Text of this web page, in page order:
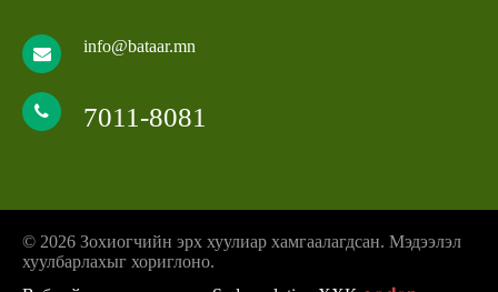
info@bataar.mn
7011-8081
© 2026 Зохиогчийн эрх хуулиар хамгаалагдсан. Мэдээлэл
хуулбарлахыг хориглоно.